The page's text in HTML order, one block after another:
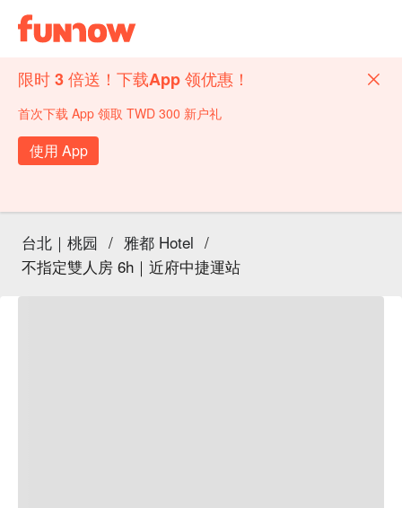
限时 3 倍送！下载App 领优惠！
首次下载 App 领取 TWD 300 新户礼
使用 App
台北｜桃园 / 雅都 Hotel /
不指定雙人房 6h｜近府中捷運站